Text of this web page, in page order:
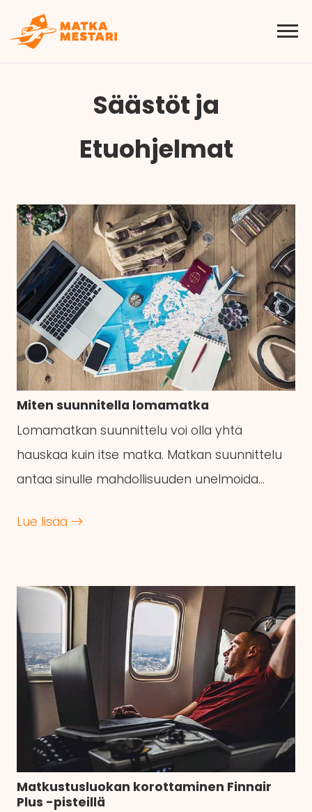
Säästöt ja
Etuohjelmat
Miten suunnitella lomamatka
Lomamatkan suunnittelu voi olla yhtä
hauskaa kuin itse matka. Matkan suunnittelu
antaa sinulle mahdollisuuden unelmoida…
Lue lisää
Matkustusluokan korottaminen Finnair
Plus -pisteillä